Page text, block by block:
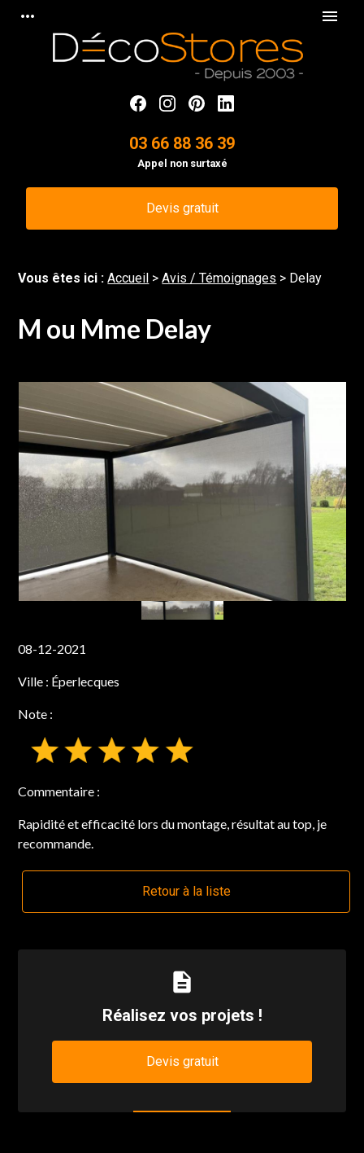
more_horiz menu
03 66 88 36 39
Appel non surtaxé
Devis gratuit
Vous êtes ici :Accueil >Avis / Témoignages > Delay
M ou Mme Delay
08-12-2021
Ville : Éperlecques
Note :
Commentaire :
Rapidité et efficacité lors du montage, résultat au top, je
recommande.
Retour à la liste
description
Réalisez vos projets !
Devis gratuit